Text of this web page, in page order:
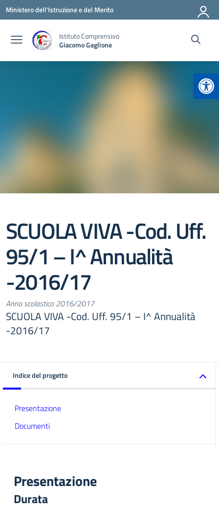
Vai ai contenuti
Vai al menu di navigazione
Vai al footer
Ministero dell'Istruzione e del Merito
Istituto Comprensivo
Giacomo Gaglione
SCUOLA VIVA -Cod. Uff.
95/1 – I^ Annualità
-2016/17
Anno scolastico 2016/2017
SCUOLA VIVA -Cod. Uff. 95/1 – I^ Annualità
-2016/17
Indice del progetto
Presentazione
Documenti
Presentazione
Durata